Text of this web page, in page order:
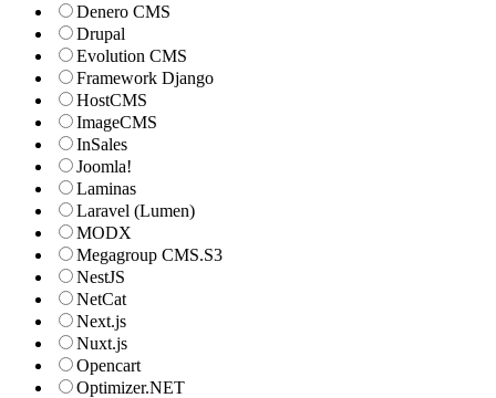
Denero CMS
Drupal
Evolution CMS
Framework Django
HostCMS
ImageCMS
InSales
Joomla!
Laminas
Laravel (Lumen)
MODX
Megagroup CMS.S3
NestJS
NetCat
Next.js
Nuxt.js
Opencart
Optimizer.NET